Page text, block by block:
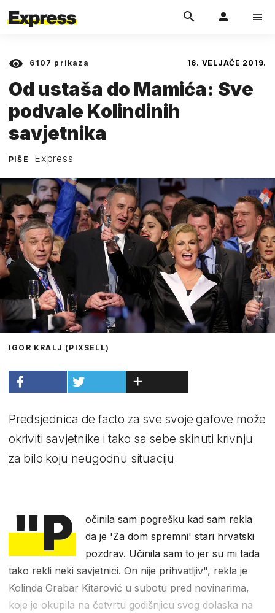
6107 prikaza 16. VELJAČE 2019.
Od ustaša do Mamića: Sve
podvale Kolindinih
savjetnika
PIŠE Express
IGOR KRALJ (PIXSELL)
Predsjednica de facto za sve svoje gafove može
okriviti savjetnike i tako sa sebe skinuti krivnju
za bilo koju neugodnu situaciju
"P
očinila sam pogrešku kad sam rekla
da je 'Za dom spremni' stari hrvatski
pozdrav. Učinila sam to jer su mi tada
tako rekli neki savjetnici. On nije prihvatljiv", rekla je
Kolinda Grabar Kitarović u subotu pred novinarima,
koje je okupila na četvrtu godišnjicu svog dolaska na